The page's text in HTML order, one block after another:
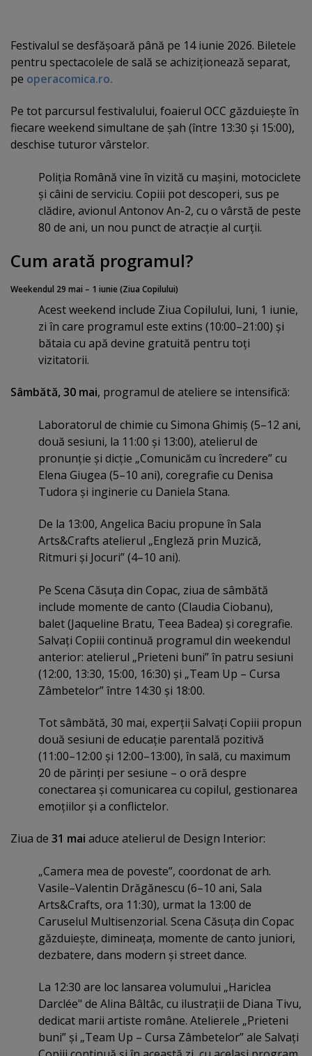
Festivalul se desfăşoară până pe 14 iunie 2026. Biletele
pentru spectacolele de sală se achiziţionează separat,
pe operacomica.ro.
Pe tot parcursul festivalului, foaierul OCC găzduieşte în
fiecare weekend simultane de şah (între 13:30 şi 15:00),
deschise tuturor vârstelor.
Poliţia Română vine în vizită cu maşini, motociclete
şi câini de serviciu. Copiii pot descoperi, sus pe
clădire, avionul Antonov An-2, cu o vârstă de peste
80 de ani, un nou punct de atracţie al curţii.
Cum arată programul?
Weekendul 29 mai – 1 iunie (Ziua Copilului)
Acest weekend include Ziua Copilului, luni, 1 iunie,
zi în care programul este extins (10:00–21:00) şi
bătaia cu apă devine gratuită pentru toţi
vizitatorii.
Sâmbătă, 30 mai, programul de ateliere se intensifică:
Laboratorul de chimie cu Simona Ghimiş (5–12 ani,
două sesiuni, la 11:00 şi 13:00), atelierul de
pronunţie şi dicţie „Comunicăm cu încredere” cu
Elena Giugea (5–10 ani), coregrafie cu Denisa
Tudora şi inginerie cu Daniela Stana.
De la 13:00, Angelica Baciu propune în Sala
Arts&Crafts atelierul „Engleză prin Muzică,
Ritmuri şi Jocuri” (4–10 ani).
Pe Scena Căsuţa din Copac, ziua de sâmbătă
include momente de canto (Claudia Ciobanu),
balet (Jaqueline Bratu, Teea Badea) şi coregrafie.
Salvaţi Copiii continuă programul din weekendul
anterior: atelierul „Prieteni buni” în patru sesiuni
(12:00, 13:30, 15:00, 16:30) şi „Team Up – Cursa
Zâmbetelor” între 14:30 şi 18:00.
Tot sâmbătă, 30 mai, experţii Salvaţi Copiii propun
două sesiuni de educaţie parentală pozitivă
(11:00–12:00 şi 12:00–13:00), în sală, cu maximum
20 de părinţi per sesiune – o oră despre
conectarea şi comunicarea cu copilul, gestionarea
emoţiilor şi a conflictelor.
Ziua de 31 mai aduce atelierul de Design Interior:
„Camera mea de poveste”, coordonat de arh.
Vasile–Valentin Drăgănescu (6–10 ani, Sala
Arts&Crafts, ora 11:30), urmat la 13:00 de
Caruselul Multisenzorial. Scena Căsuţa din Copac
găzduieşte, dimineaţa, momente de canto juniori,
dezbatere, dans modern şi street dance.
La 12:30 are loc lansarea volumului „Hariclea
Darclée" de Alina Bâltâc, cu ilustraţii de Diana Tivu,
dedicat marii artiste române. Atelierele „Prieteni
buni” şi „Team Up – Cursa Zâmbetelor” ale Salvaţi